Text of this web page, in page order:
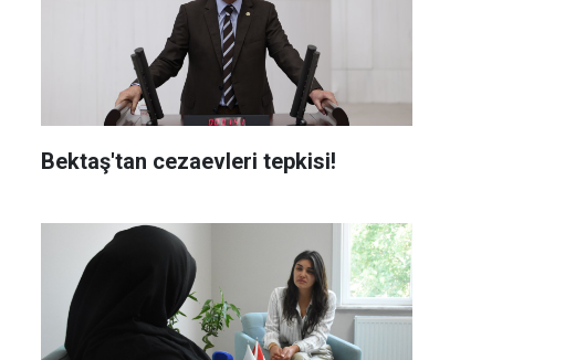
Bektaş'tan cezaevleri tepkisi!